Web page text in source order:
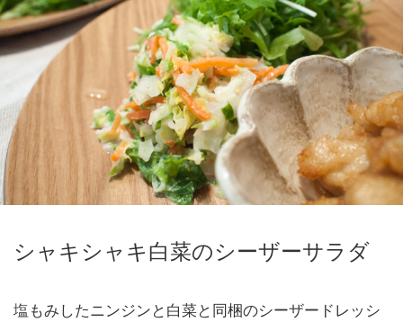
シャキシャキ白菜のシーザーサラダ
塩もみしたニンジンと白菜と同梱のシーザードレッシ